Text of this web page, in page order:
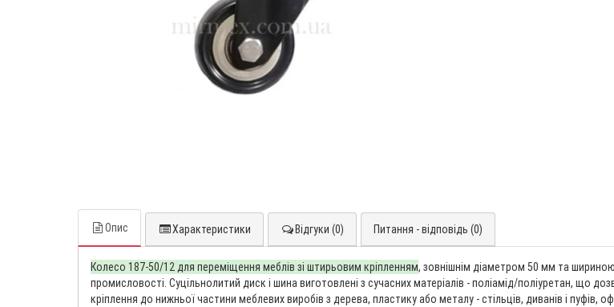
Опис Характеристики Відгуки (0) Питання - відповідь (0)
Колесо 187-50/12 для переміщення меблів зі штирьовим кріпленням, зовнішнім діаметром 50 мм та
промисловості. Суцільнолитий диск і шина виготовлені з сучасних матеріалів - поліамід/поліуретан, що
кріплення до нижньої частини меблевих виробів з дерева, пластику або металу - стільців, диванів і пуфів,